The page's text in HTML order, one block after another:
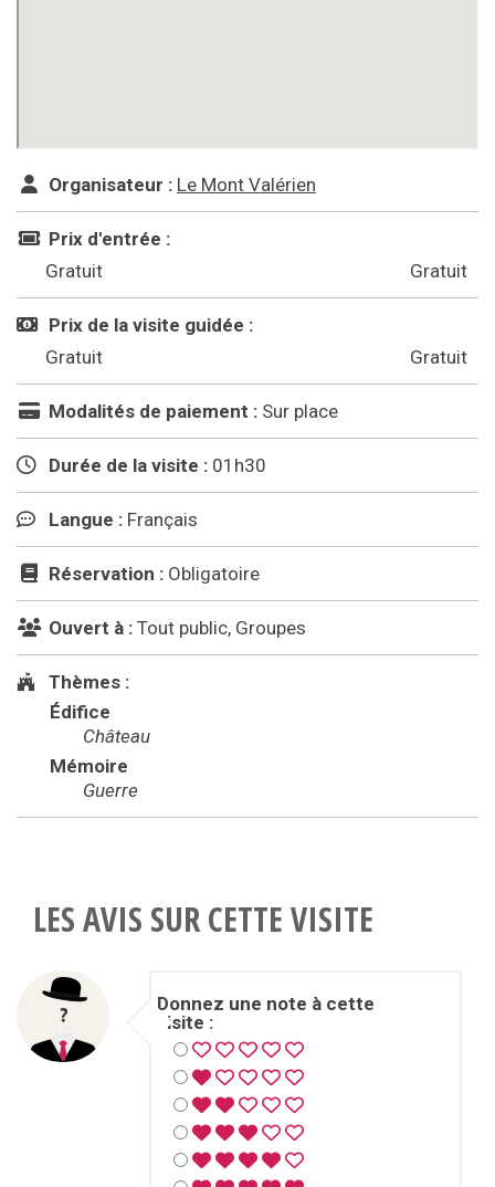
Organisateur : Le Mont Valérien
Prix d'entrée :
Gratuit
Gratuit
Prix de la visite guidée :
Gratuit
Gratuit
Modalités de paiement : Sur place
Durée de la visite : 01h30
Langue : Français
Réservation : Obligatoire
Ouvert à : Tout public, Groupes
Thèmes :
Édifice
Château
Mémoire
Guerre
LES AVIS SUR CETTE VISITE
Donnez une note à cette
visite :